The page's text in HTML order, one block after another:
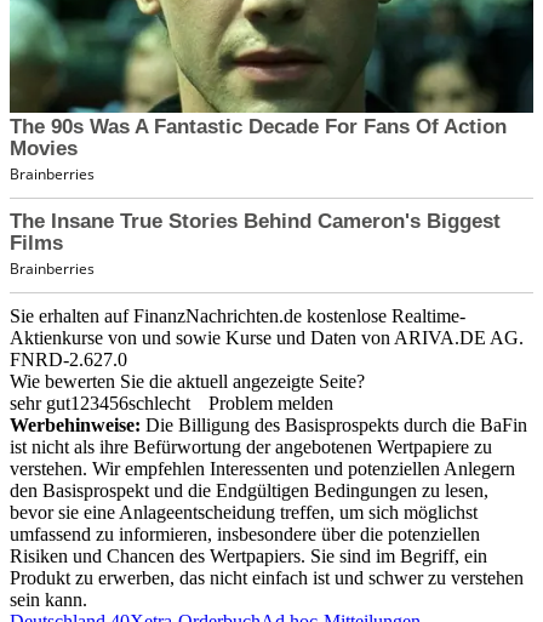
Sie erhalten auf FinanzNachrichten.de kostenlose Realtime-
Aktienkurse von und sowie Kurse und Daten von ARIVA.DE AG.
FNRD-2.627.0
Wie bewerten Sie die aktuell angezeigte Seite?
sehr gut1 23456schlecht
Problem melden
Werbehinweise: Die Billigung des Basisprospekts durch die BaFin
ist nicht als ihre Befürwortung der angebotenen Wertpapiere zu
verstehen. Wir empfehlen Interessenten und potenziellen Anlegern
den Basisprospekt und die Endgültigen Bedingungen zu lesen,
bevor sie eine Anlageentscheidung treffen, um sich möglichst
umfassend zu informieren, insbesondere über die potenziellen
Risiken und Chancen des Wertpapiers. Sie sind im Begriff, ein
Produkt zu erwerben, das nicht einfach ist und schwer zu verstehen
sein kann.